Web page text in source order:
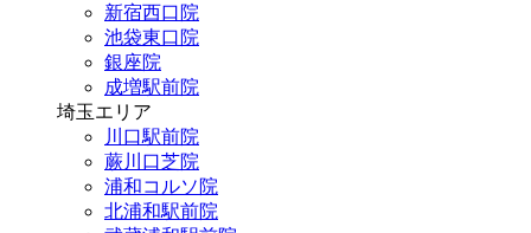
新宿西口院
池袋東口院
銀座院
成増駅前院
埼玉エリア
川口駅前院
蕨川口芝院
浦和コルソ院
北浦和駅前院